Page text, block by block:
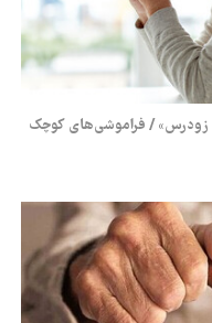
زودرس» / فراموشی‌های کوچک